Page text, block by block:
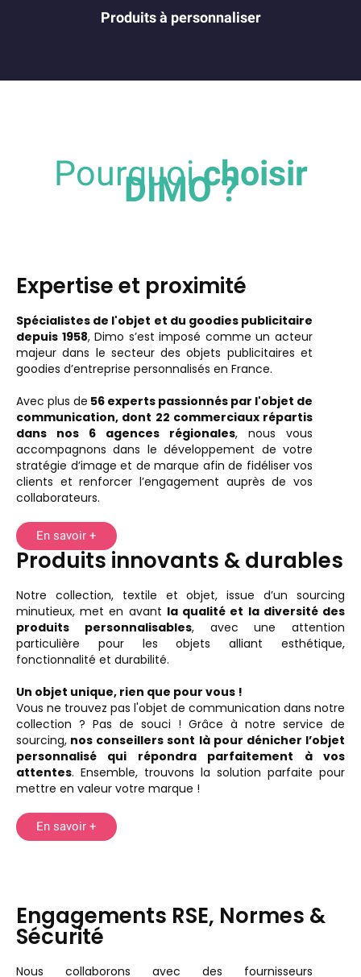
Produits à personnaliser
Pourquoichoisir
DIMO ?
Expertise et proximité
Spécialistes de l'objet et du goodies publicitaire
depuis 1958, Dimo s’est imposé comme un acteur
majeur dans le secteur des objets publicitaires et
goodies d’entreprise personnalisés en France.
Avec plus de 56 experts passionnés par l'objet de
communication, dont 22 commerciaux répartis
dans nos 6 agences régionales, nous vous
accompagnons dans le développement de votre
stratégie d’image et de marque afin de fidéliser vos
clients et renforcer l’engagement auprès de vos
collaborateurs.
En savoir +
Produits innovants & durables
Notre collection, textile et objet, issue d’un sourcing
minutieux, met en avant la qualité et la diversité des
produits personnalisables, avec une attention
particulière pour les objets alliant esthétique,
fonctionnalité et durabilité.
Un objet unique, rien que pour vous !
Vous ne trouvez pas l'objet de communication dans notre
collection ? Pas de souci ! Grâce à notre service de
sourcing, nos conseillers sont là pour dénicher l’objet
personnalisé qui répondra parfaitement à vos
attentes. Ensemble, trouvons la solution parfaite pour
mettre en valeur votre marque !
En savoir +
Engagements RSE, Normes &
Sécurité
Nous collaborons avec des fournisseurs